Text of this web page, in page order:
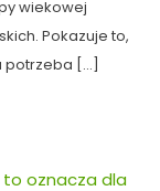
wiekowej
Pokazuje to,
potrzeba […]